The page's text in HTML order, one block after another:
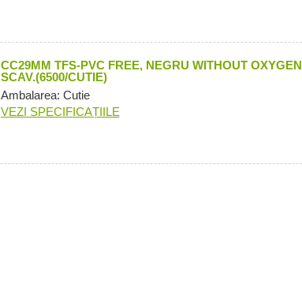
CC29MM TFS-PVC FREE, NEGRU WITHOUT OXYGEN
SCAV.(6500/CUTIE)
Ambalarea: Cutie
VEZI SPECIFICAȚIILE